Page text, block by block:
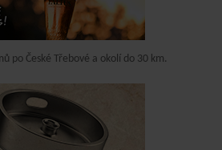
po České Třebové a okolí do 30 km.